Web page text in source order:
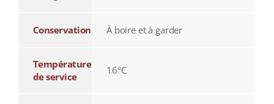
Conservation À boire et à garder
Température
de service
16°C